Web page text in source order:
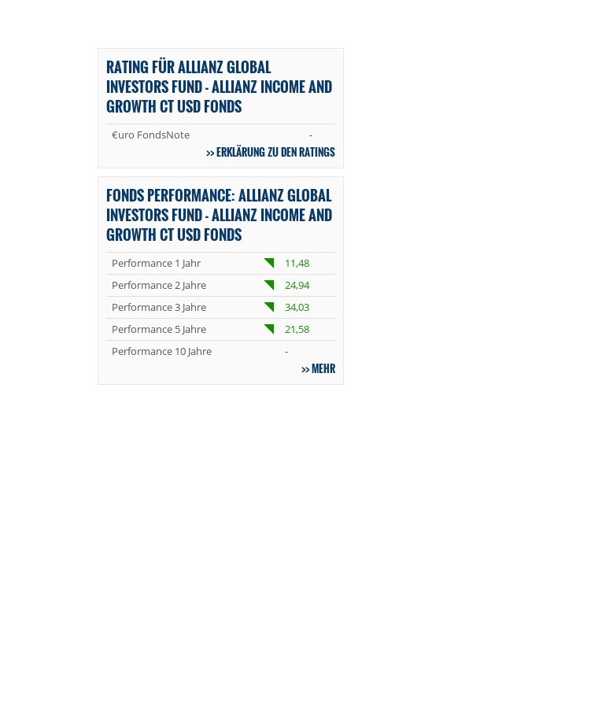
RATING FÜR ALLIANZ GLOBAL
INVESTORS FUND - ALLIANZ INCOME AND
GROWTH CT USD FONDS
€uro FondsNote -
ERKLÄRUNG ZU DEN RATINGS
FONDS PERFORMANCE: ALLIANZ GLOBAL
INVESTORS FUND - ALLIANZ INCOME AND
GROWTH CT USD FONDS
Performance 1 Jahr
11,48
Performance 2 Jahre
24,94
Performance 3 Jahre
34,03
Performance 5 Jahre
21,58
Performance 10 Jahre
-
MEHR